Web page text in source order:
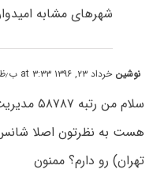
شهرهای مشابه
نوشین خرداد ۲۳, ۱۳۹۶ at ۳:۳۳ ب٫ظ
هست به نظرتون اصلا
تهران) رو دارم؟ ممنون